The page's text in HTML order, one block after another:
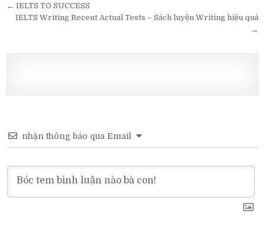
Post
navigation
← IELTS TO SUCCESS
IELTS Writing Recent Actual Tests – Sách luyện Writing hiệu quả
→
nhận thông báo qua Email